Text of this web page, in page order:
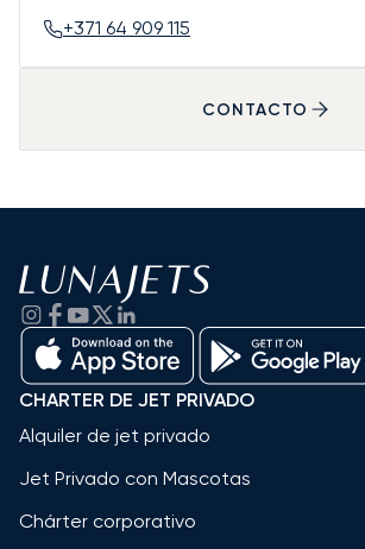
+371 64 909 115
CONTACTO
CHARTER DE JET PRIVADO
Alquiler de jet privado
Jet Privado con Mascotas
Chárter corporativo